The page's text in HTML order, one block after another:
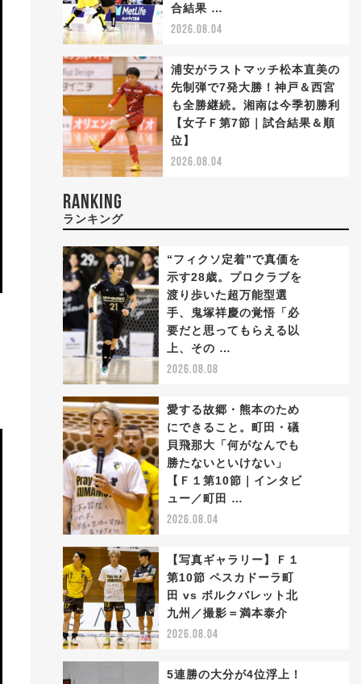
合結果 …
2026.08.04
浦安がラストマッチ松本直美の
先制弾で7発大勝！神戸＆西宮
も全勝継続。湘南は今季初勝利
【女子Ｆ第7節｜試合結果＆順
位】
2026.08.04
RANKING
ランキング
“フィクソ定着”で真価を
示す28歳。プロクラブを
渡り歩いた超万能型選
手、鬼塚祥慶の覚悟「必
要だと思ってもらえる以
上、その …
2026.08.08
愛する故郷・熊本のため
にできること。町田・礒
貝飛那大「何がなんでも
勝たないといけない」
【Ｆ１第10節｜インタビ
ュー／町田 …
2026.08.04
【写真ギャラリー】Ｆ１
第10節 ペスカドーラ町
田 vs ボルクバレット北
九州／撮影＝満本泰介
2026.08.04
5連勝の大分が4位浮上！